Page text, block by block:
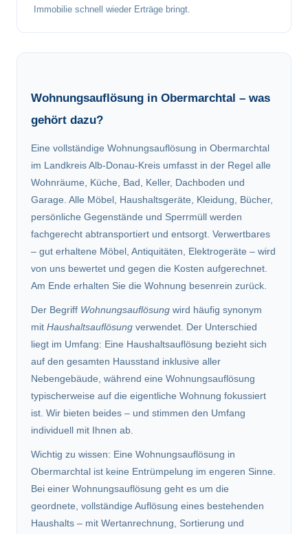
Immobilie schnell wieder Erträge bringt.
Wohnungsauflösung in Obermarchtal – was
gehört dazu?
Eine vollständige Wohnungsauflösung in Obermarchtal
im Landkreis Alb-Donau-Kreis umfasst in der Regel alle
Wohnräume, Küche, Bad, Keller, Dachboden und
Garage. Alle Möbel, Haushaltsgeräte, Kleidung, Bücher,
persönliche Gegenstände und Sperrmüll werden
fachgerecht abtransportiert und entsorgt. Verwertbares
– gut erhaltene Möbel, Antiquitäten, Elektrogeräte – wird
von uns bewertet und gegen die Kosten aufgerechnet.
Am Ende erhalten Sie die Wohnung besenrein zurück.
Der Begriff Wohnungsauflösung wird häufig synonym
mit Haushaltsauflösung verwendet. Der Unterschied
liegt im Umfang: Eine Haushaltsauflösung bezieht sich
auf den gesamten Hausstand inklusive aller
Nebengebäude, während eine Wohnungsauflösung
typischerweise auf die eigentliche Wohnung fokussiert
ist. Wir bieten beides – und stimmen den Umfang
individuell mit Ihnen ab.
Wichtig zu wissen: Eine Wohnungsauflösung in
Obermarchtal ist keine Entrümpelung im engeren Sinne.
Bei einer Wohnungsauflösung geht es um die
geordnete, vollständige Auflösung eines bestehenden
Haushalts – mit Wertanrechnung, Sortierung und